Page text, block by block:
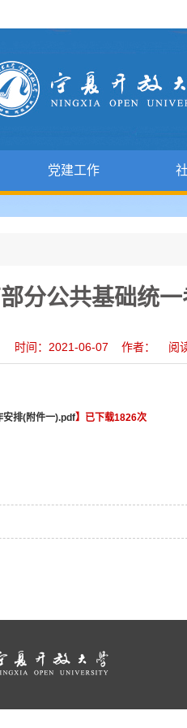
党建工作
分公共基础统
时间：2021-06-07 作者： 阅读
排(附件一).pdf】已下载1826次